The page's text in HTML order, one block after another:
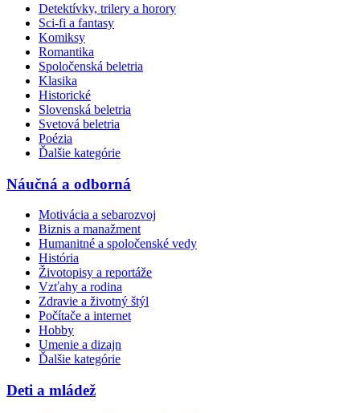
Detektívky, trilery a horory
Sci-fi a fantasy
Komiksy
Romantika
Spoločenská beletria
Klasika
Historické
Slovenská beletria
Svetová beletria
Poézia
Ďalšie kategórie
Náučná a odborná
Motivácia a sebarozvoj
Biznis a manažment
Humanitné a spoločenské vedy
História
Životopisy a reportáže
Vzťahy a rodina
Zdravie a životný štýl
Počítače a internet
Hobby
Umenie a dizajn
Ďalšie kategórie
Deti a mládež